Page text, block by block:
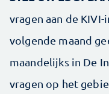
vragen aan de
volgende maand
maandelijks in De
vragen op het